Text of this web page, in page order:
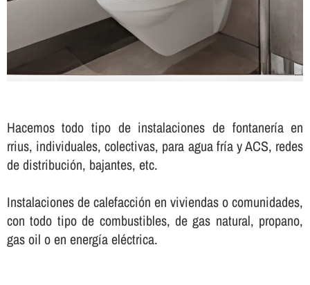
Hacemos todo tipo de instalaciones de fontanerí­a en
rrius, individuales, colectivas, para agua frí­a y ACS, redes
de distribución, bajantes, etc.
Instalaciones de calefacción en viviendas o comunidades,
con todo tipo de combustibles, de gas natural, propano,
gas oil o en energí­a eléctrica.